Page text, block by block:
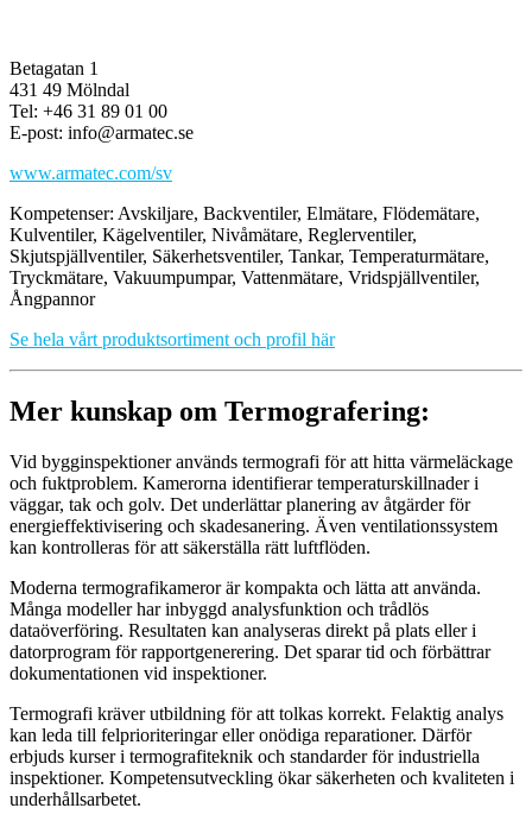
Betagatan 1
431 49 Mölndal
Tel: +46 31 89 01 00
E-post: info@armatec.se
www.armatec.com/sv
Kompetenser: Avskiljare, Backventiler, Elmätare, Flödemätare,
Kulventiler, Kägelventiler, Nivåmätare, Reglerventiler,
Skjutspjällventiler, Säkerhetsventiler, Tankar, Temperaturmätare,
Tryckmätare, Vakuumpumpar, Vattenmätare, Vridspjällventiler,
Ångpannor
Se hela vårt produktsortiment och profil här
Mer kunskap om Termografering:
Vid bygginspektioner används termografi för att hitta värmeläckage
och fuktproblem. Kamerorna identifierar temperaturskillnader i
väggar, tak och golv. Det underlättar planering av åtgärder för
energieffektivisering och skadesanering. Även ventilationssystem
kan kontrolleras för att säkerställa rätt luftflöden.
Moderna termografikameror är kompakta och lätta att använda.
Många modeller har inbyggd analysfunktion och trådlös
dataöverföring. Resultaten kan analyseras direkt på plats eller i
datorprogram för rapportgenerering. Det sparar tid och förbättrar
dokumentationen vid inspektioner.
Termografi kräver utbildning för att tolkas korrekt. Felaktig analys
kan leda till felprioriteringar eller onödiga reparationer. Därför
erbjuds kurser i termografiteknik och standarder för industriella
inspektioner. Kompetensutveckling ökar säkerheten och kvaliteten i
underhållsarbetet.